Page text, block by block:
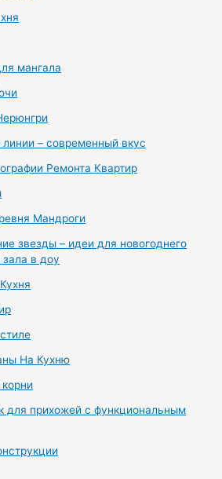
мангала
линии – современный вкус
Ремонта Квартир
Мандроги
звезды – идеи для новогоднего
в доу
На Кухню
для прихожей с функциональным